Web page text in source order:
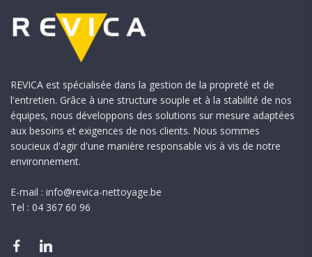
REVICA est spécialisée dans la gestion de la propreté et de
l'entretien. Grâce à une structure souple et à la stabilité de nos
équipes, nous développons des solutions sur mesure adaptées
aux besoins et exigences de nos clients. Nous sommes
soucieux d'agir d'une manière responsable vis à vis de notre
environnement.
E-mail : info@revica-nettoyage.be
Tel : 04 367 60 96